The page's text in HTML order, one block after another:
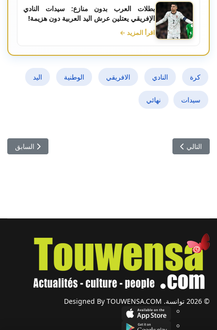
بطلات العرب بدون منازع: سيدات النادي
الإفريقي يعتلين عرش اليد العربية دون هزيمة!
اقرأ المزيد ←
كرة النادي الافريقي الوطنية اليد
سيدات نهائي
المقال
السابق
المقال التالي: نصف نهائي كأس تونس لكرة اليد- النادي الافريقي يستقبل
التالي
© 2026 توانسة. Designed By TOUWENSA.COM